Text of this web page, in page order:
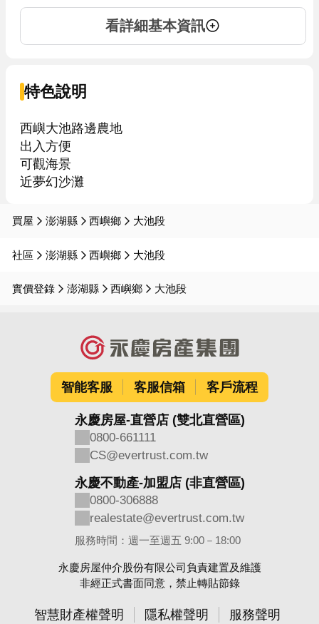
看詳細基本資訊
特色說明
西嶼大池路邊農地
出入方便
可觀海景
近夢幻沙灘
買屋 澎湖縣 西嶼鄉 大池段
社區 澎湖縣 西嶼鄉 大池段
實價登錄 澎湖縣 西嶼鄉 大池段
智能客服 客服信箱 客戶流程
永慶房屋-直營店 (雙北直營區)
0800-661111
CS@evertrust.com.tw
永慶不動產-加盟店 (非直營區)
0800-306888
realestate@evertrust.com.tw
服務時間：週一至週五 9:00－18:00
永慶房屋仲介股份有限公司負責建置及維護
非經正式書面同意，禁止轉貼節錄
智慧財產權聲明 隱私權聲明 服務聲明